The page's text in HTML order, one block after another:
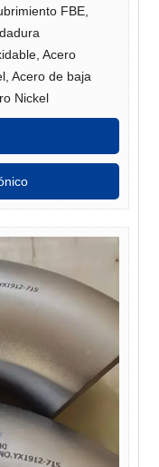
FBE,
Acero
Acero de baja
Nickel